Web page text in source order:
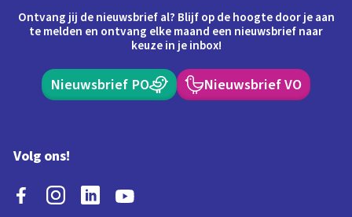
Ontvang jij de nieuwsbrief al? Blijf op de hoogte door je aan
te melden en ontvang elke maand een nieuwsbrief naar
keuze in je inbox!
Nieuwsbrief PO Nieuwsbrief VO
Volg ons!